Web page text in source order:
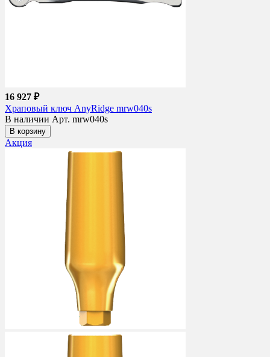
16 927 ₽
Храповый ключ AnyRidge mrw040s
В наличии Арт. mrw040s
В корзину
Акция